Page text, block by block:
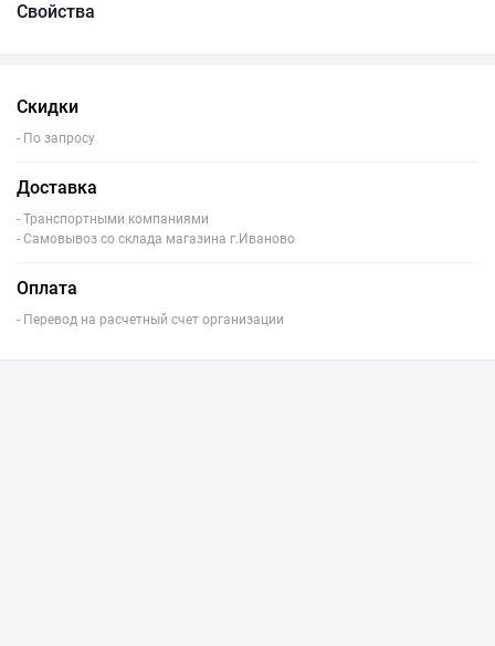
Свойства
Скидки
- По запросу
Доставка
- Транспортными компаниями
- Самовывоз со склада магазина г.Иваново
Оплата
- Перевод на расчетный счет организации